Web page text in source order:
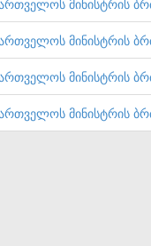
მინისტრის
მინისტრის
მინისტრის
მინისტრის